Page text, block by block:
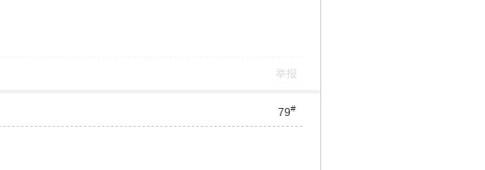
举报
79#